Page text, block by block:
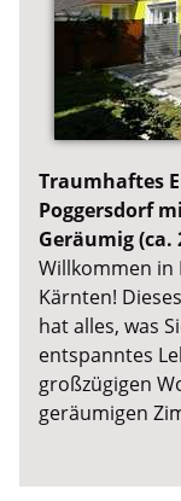
Traumhaftes
Poggersdorf
Geräumig (ca.
Willkommen in
Kärnten!
hat alles, was
entspanntes
großzügigen
geräumigen